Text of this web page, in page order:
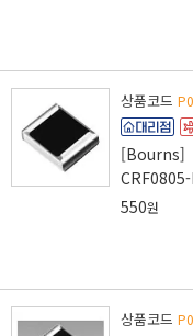
상품코드
[Bourns]
550원
상품코드